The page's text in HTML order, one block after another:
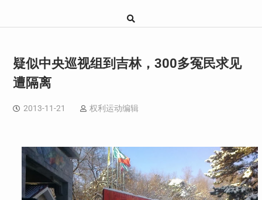
疑似中央巡视组到吉林，300多冤民求见
遭隔离
2013-11-21 权利运动编辑